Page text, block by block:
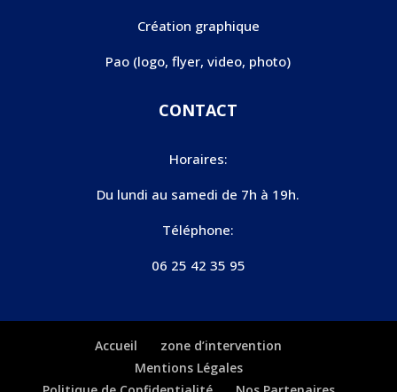
Création graphique
Pao (logo, flyer, video, photo)
CONTACT
Horaires:
Du lundi au samedi de 7h à 19h.
Téléphone:
06 25 42 35 95
Accueil
zone d’intervention
Mentions Légales